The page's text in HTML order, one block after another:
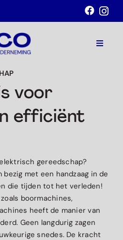
Toggle
voor
efficiënt
gereedschap?
met een handzaag in de
die tijden tot het verleden!
boormachines,
heeft de manier van
Geen langdurig zagen
snedes. De kracht